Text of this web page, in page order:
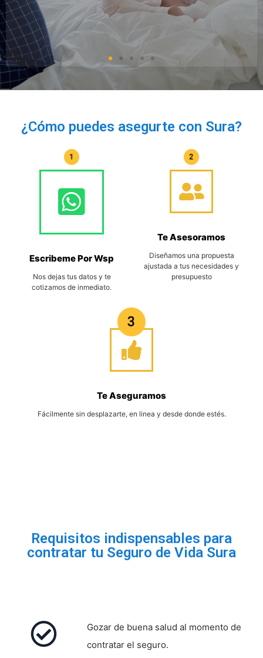
¿Cómo puedes asegurte con Sura?
Escribeme Por Wsp
Nos dejas tus datos y te
cotizamos de inmediato.
Te Asesoramos
Diseñamos una propuesta
ajustada a tus necesidades y
presupuesto
Te Aseguramos
Fácilmente sin desplazarte, en linea y desde donde estés.
Requisitos indispensables para
contratar tu Seguro de Vida Sura
Gozar de buena salud al momento de
contratar el seguro.